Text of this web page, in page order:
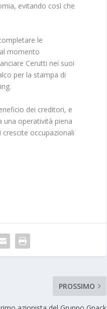
evitando così che
le
momento
Cerutti nei suoi
per la stampa di
dei creditori, e
una operatività piena
occupazionali
PROSSIMO